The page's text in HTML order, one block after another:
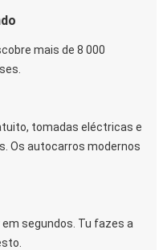
mais de 8 000
tomadas eléctricas e
Os autocarros modernos
segundos. Tu fazes a